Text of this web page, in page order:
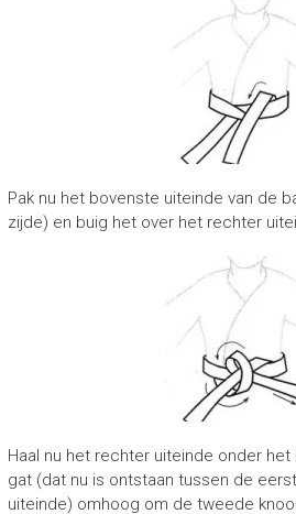
Pak nu het bovenste uiteinde van de
zijde) en buig het over het rechter
Haal nu het rechter uiteinde onder
gat (dat nu is ontstaan tussen de
uiteinde) omhoog om de tweede